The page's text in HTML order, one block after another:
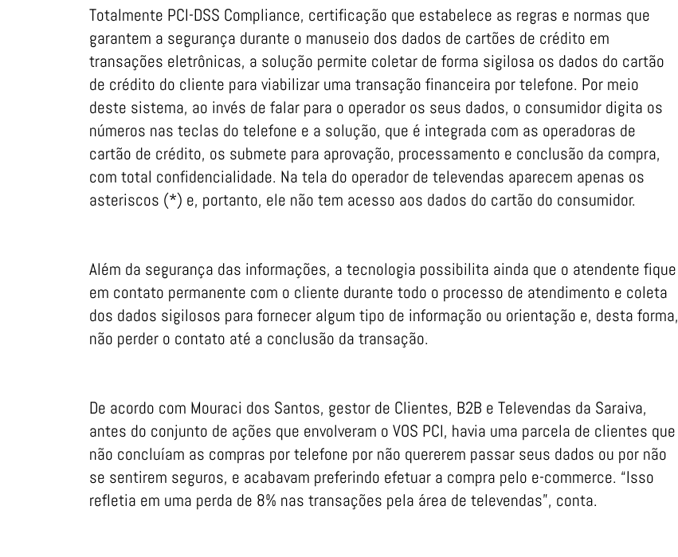
Totalmente PCI-DSS Compliance, certificação que estabelece as regras e normas que
garantem a segurança durante o manuseio dos dados de cartões de crédito em
transações eletrônicas, a solução permite coletar de forma sigilosa os dados do cartão
de crédito do cliente para viabilizar uma transação financeira por telefone. Por meio
deste sistema, ao invés de falar para o operador os seus dados, o consumidor digita os
números nas teclas do telefone e a solução, que é integrada com as operadoras de
cartão de crédito, os submete para aprovação, processamento e conclusão da compra,
com total confidencialidade. Na tela do operador de televendas aparecem apenas os
asteriscos (*) e, portanto, ele não tem acesso aos dados do cartão do consumidor.
Além da segurança das informações, a tecnologia possibilita ainda que o atendente fique
em contato permanente com o cliente durante todo o processo de atendimento e coleta
dos dados sigilosos para fornecer algum tipo de informação ou orientação e, desta forma,
não perder o contato até a conclusão da transação.
De acordo com Mouraci dos Santos, gestor de Clientes, B2B e Televendas da Saraiva,
antes do conjunto de ações que envolveram o VOS PCI, havia uma parcela de clientes que
não concluíam as compras por telefone por não quererem passar seus dados ou por não
se sentirem seguros, e acabavam preferindo efetuar a compra pelo e-commerce. “Isso
refletia em uma perda de 8% nas transações pela área de televendas”, conta.